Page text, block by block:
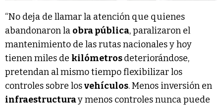
“No deja de llamar la atención que quienes
abandonaron la obra pública, paralizaron el
mantenimiento de las rutas nacionales y hoy
tienen miles de kilómetrosdeteriorándose,
pretendan al mismo tiempo flexibilizar los
controles sobre losvehículos. Menos inversión en
infraestructuray menos controles nunca puede